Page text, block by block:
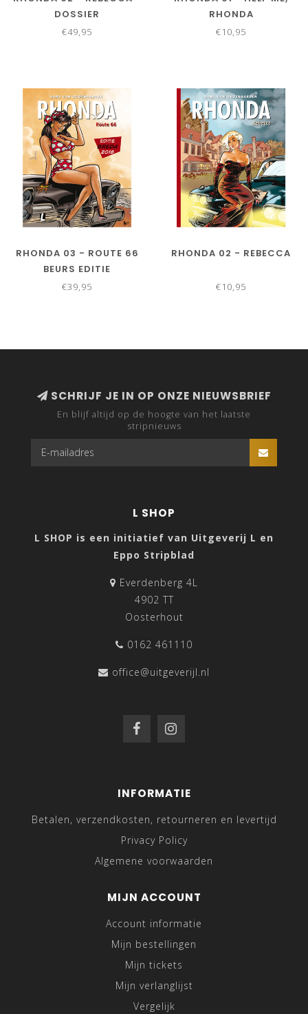
DOSSIER
€49,95
RHONDA
€10,95
RHONDA 03 - ROUTE 66
BEURS EDITIE
€39,95
RHONDA 02 - REBECCA
€10,95
SCHRIJF JE IN OP ONZE NIEUWSBRIEF
En blijf altijd op de hoogte van het laatste
stripnieuws
L SHOP
L SHOP is een initiatief van Uitgeverij L en
Eppo Stripblad
Everdenberg 4L
4902 TT
Oosterhout
0162 461110
office@uitgeverijl.nl
INFORMATIE
Betalen, verzendkosten, retourneren en levertijd
Privacy Policy
Algemene voorwaarden
MIJN ACCOUNT
Account informatie
Mijn bestellingen
Mijn tickets
Mijn verlanglijst
Vergelijk